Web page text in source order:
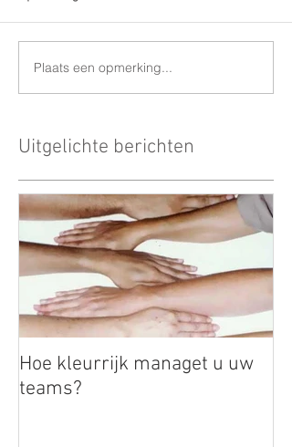
Plaats een opmerking...
Uitgelichte berichten
Hoe kleurrijk managet u uw
teams?